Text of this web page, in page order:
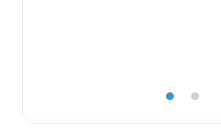
lens lens